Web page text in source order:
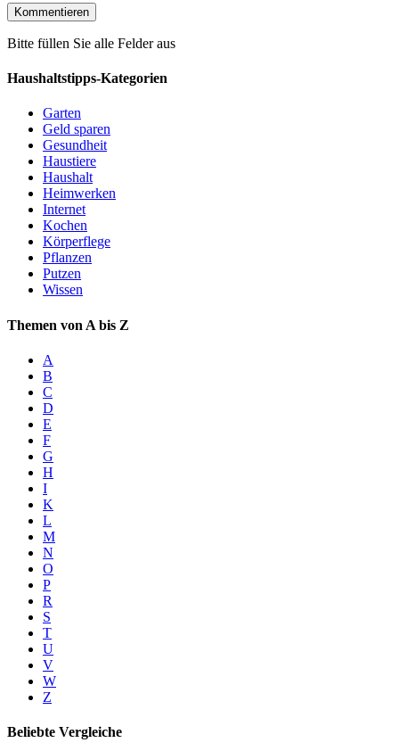
Bitte füllen Sie alle Felder aus
Haushaltstipps-Kategorien
Garten
Geld sparen
Gesundheit
Haustiere
Haushalt
Heimwerken
Internet
Kochen
Körperflege
Pflanzen
Putzen
Wissen
Themen von A bis Z
A
B
C
D
E
F
G
H
I
K
L
M
N
O
P
R
S
T
U
V
W
Z
Beliebte Vergleiche